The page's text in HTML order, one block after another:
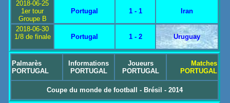
2018-06-25
1er tour
Groupe B
Portugal 1 - 1 Iran
2018-06-30
1/8 de finale
Portugal 1 - 2 Uruguay
Palmarès
PORTUGAL
Informations
PORTUGAL
Joueurs
PORTUGAL
Matches
PORTUGAL
Coupe du monde de football - Brésil - 2014